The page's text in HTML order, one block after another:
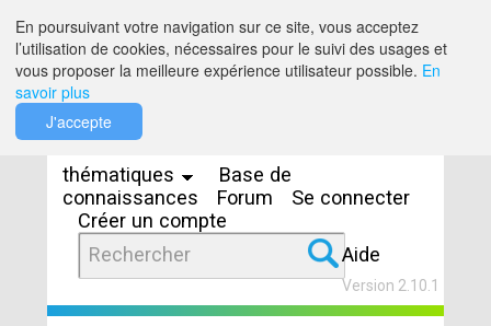
thématiques
Base de
connaissances
Forum
Se connecter
Créer un compte
Aide
Version 2.10.1
En poursuivant votre navigation sur ce site, vous acceptez
l’utilisation de cookies, nécessaires pour le suivi des usages et
vous proposer la meilleure expérience utilisateur possible. En
savoir plus
J'accepte